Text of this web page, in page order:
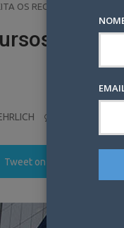
OS RECURSOS E
e
Tweet on Twitter